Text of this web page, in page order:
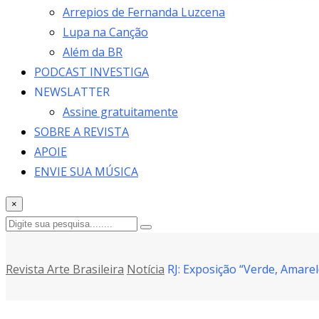
Arrepios de Fernanda Luzcena
Lupa na Canção
Além da BR
PODCAST INVESTIGA
NEWSLATTER
Assine gratuitamente
SOBRE A REVISTA
APOIE
ENVIE SUA MÚSICA
×
Revista Arte Brasileira Notícia RJ: Exposição “Verde,